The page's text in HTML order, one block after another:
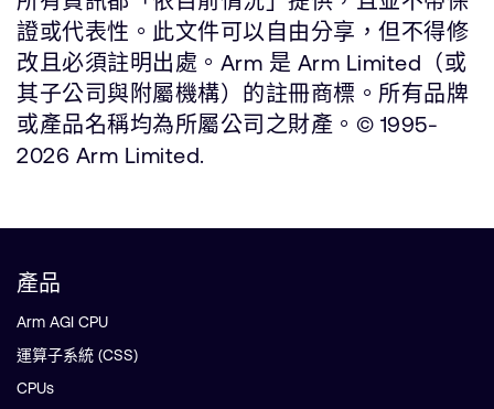
證或代表性。此文件可以自由分享，但不得修
改且必須註明出處。Arm 是 Arm Limited（或
其子公司與附屬機構）的註冊商標。所有品牌
或產品名稱均為所屬公司之財產。© 1995-
2026 Arm Limited.
產品
Arm AGI CPU
運算子系統 (CSS)
CPUs